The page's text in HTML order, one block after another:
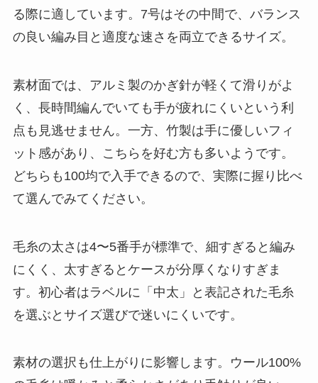
る際に適しています。7号はその中間で、バランス
の良い編み目と適度な速さを両立できるサイズ。
素材面では、アルミ製のかぎ針が軽くて滑りがよ
く、長時間編んでいても手が疲れにくいという利
点も見逃せません。一方、竹製は手に優しいフィ
ット感があり、こちらを好む方も多いようです。
どちらも100均で入手できるので、実際に握り比べ
て選んでみてください。
毛糸の太さは4〜5番手が標準で、細すぎると編み
にくく、太すぎるとケースが分厚くなりすぎま
す。初心者はラベルに「中太」と表記された毛糸
を選ぶとサイズ選びで迷いにくいです。
素材の選択も仕上がりに影響します。ウール100%